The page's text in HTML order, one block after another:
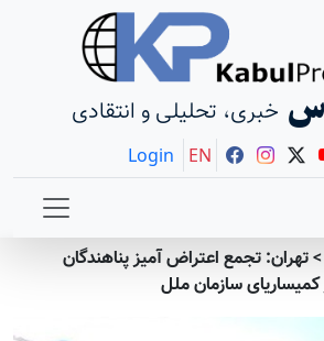
خبری، تحلیلی و انتقادی
Login EN
>تهران: تجمع اعتراض آمیز پناهندگان
کمیساریای سازمان ملل